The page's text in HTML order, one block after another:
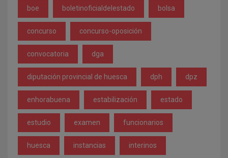
boe boletinoficialdelestado bolsa
concurso concurso-oposición
convocatoria dga
diputación provincial de huesca dph dpz
enhorabuena estabilización estado
estudio examen funcionarios
huesca instancias interinos